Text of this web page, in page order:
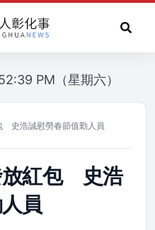
PM（星期六）
史浩誠慰勞春節值勤人員
放紅包 史浩
員